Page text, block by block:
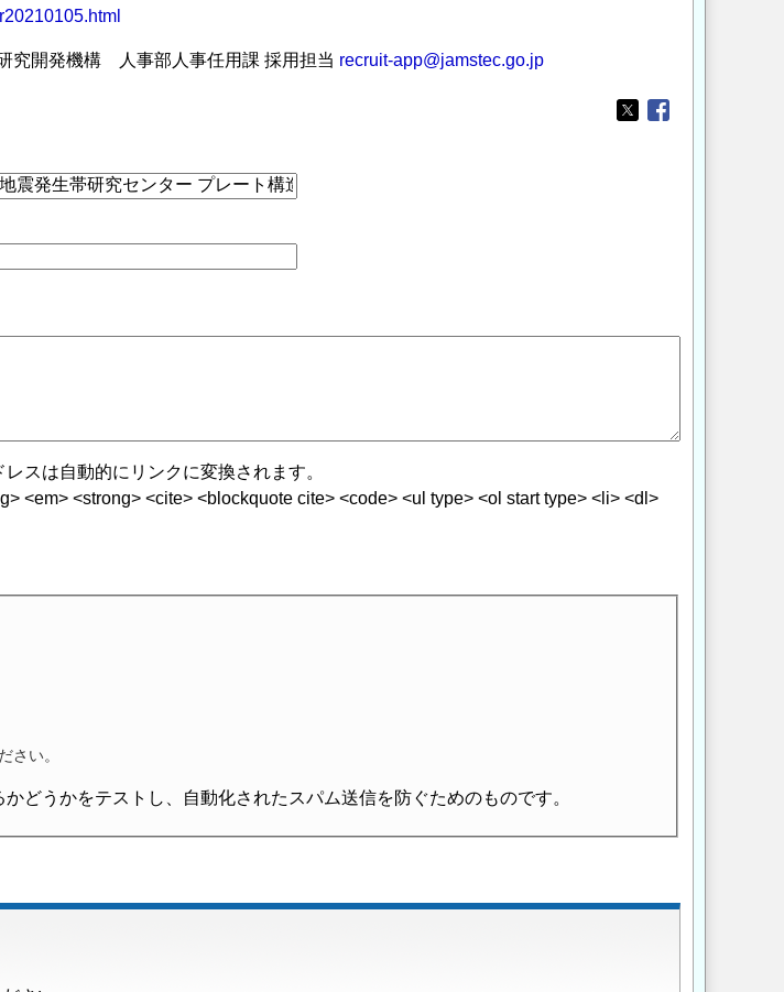
究開発機構 人事部人事任用課 採用担当 recruit-app@jamstec.go.jp
Opens in a new
Opens in a new
スは自動的にリンクに変換されます。
<em> <strong> <cite> <blockquote cite> <code> <ul type> <ol start type> <li> <dl>
さい。
どうかをテストし、自動化されたスパム送信を防ぐためのものです。